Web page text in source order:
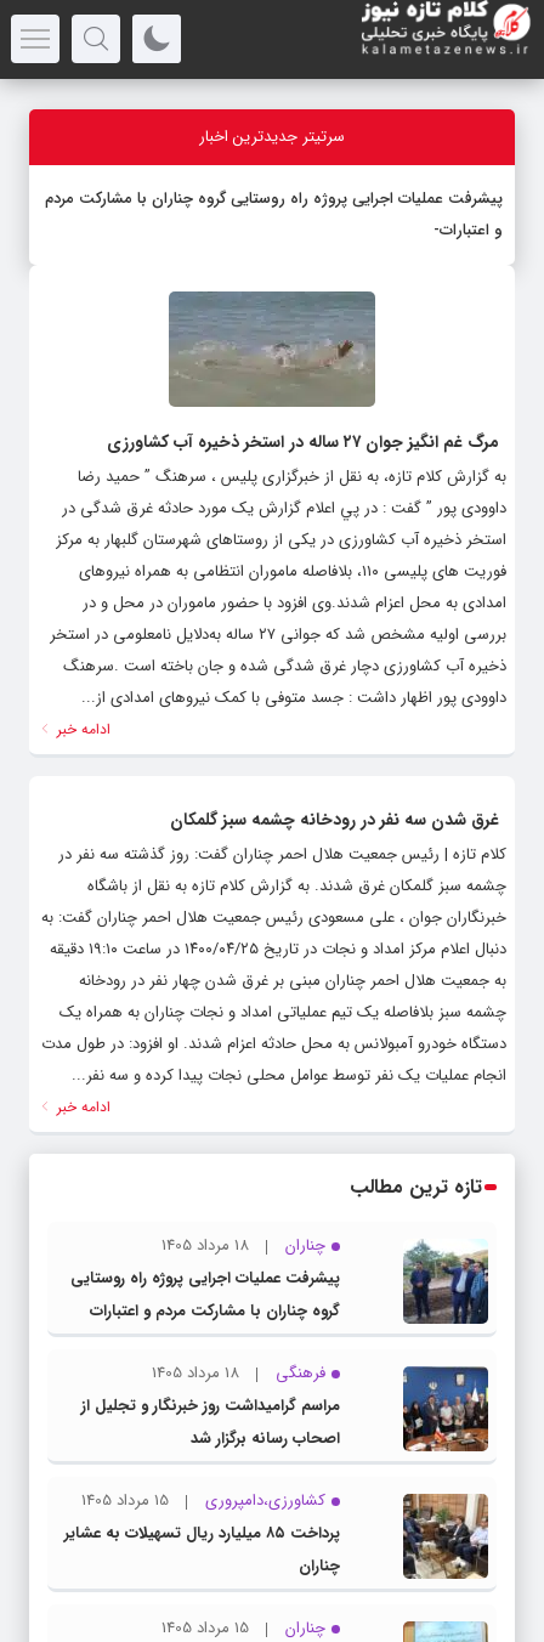
سرتیتر جدیدترین اخبار
پیشرفت عملیات اجرایی پروژه راه روستایی گروه چناران با مشارکت مردم
و اعتبارات دولتی
مرگ غم انگیز جوان ۲۷ ساله در استخر ذخیره آب کشاورزی
به گزارش کلام تازه، به نقل از خبرگزاری پلیس ، سرهنگ ” حمید رضا
داوودی پور ” گفت : در پي اعلام گزارش یک مورد حادثه غرق شدگی در
استخر ذخیره آب کشاورزی در یکی از روستاهای شهرستان گلبهار به مرکز
فوریت های پلیسی ۱۱۰، بلافاصله ماموران انتظامی به همراه نیروهای
امدادی به محل اعزام شدند.وی افزود با حضور ماموران در محل و در
بررسی اولیه مشخص شد که جوانی ۲۷ ساله به‌دلایل نامعلومی در استخر
ذخیره آب کشاورزی دچار غرق شدگی شده و جان باخته است .سرهنگ
داوودی پور اظهار داشت : جسد متوفی با کمک نیروهای امدادی از...
ادامه خبر
غرق شدن سه نفر در رودخانه چشمه سبز گلمکان
کلام تازه | رئیس جمعیت هلال احمر چناران گفت: روز گذشته سه نفر در
چشمه سبز گلمکان غرق شدند. به گزارش کلام تازه به نقل از باشگاه
خبرنگاران جوان ، علی مسعودی رئیس جمعیت هلال احمر چناران گفت: به
دنبال اعلام مرکز امداد و نجات در تاریخ ۱۴۰۰/۰۴/۲۵ در ساعت ۱۹:۱۰ دقیقه
به جمعیت هلال احمر چناران مبنی بر غرق شدن چهار نفر در رودخانه
چشمه سبز بلافاصله یک تیم عملیاتی امداد و نجات چناران به همراه یک
دستگاه خودرو آمبولانس به محل حادثه اعزام شدند. او افزود: در طول مدت
انجام عملیات یک نفر توسط عوامل محلی نجات پیدا کرده و سه نفر...
ادامه خبر
تازه ترین مطالب
چناران
18 مرداد 1405
پیشرفت عملیات اجرایی پروژه راه روستایی
گروه چناران با مشارکت مردم و اعتبارات
دولتی
فرهنگی
18 مرداد 1405
مراسم گرامیداشت روز خبرنگار و تجلیل از
اصحاب رسانه برگزار شد
کشاورزی،دامپروری
15 مرداد 1405
پرداخت ۸۵ میلیارد ریال تسهیلات به عشایر
چناران
چناران
15 مرداد 1405